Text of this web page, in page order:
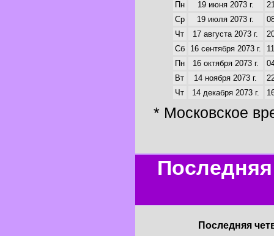
Пн
19 июня 2073 г.
Ср
19 июля 2073 г.
Чт
17 августа 2073 г.
Сб
16 сентября 2073 г.
Пн
16 октября 2073 г.
Вт
14 ноября 2073 г.
Чт
14 декабря 2073 г.
* Московское
Последняя
Последняя